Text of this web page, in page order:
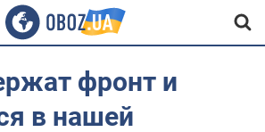
фронт и
в нашей